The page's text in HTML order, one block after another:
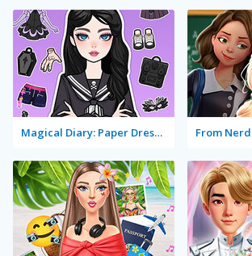
Magical Diary: Paper Dress Up